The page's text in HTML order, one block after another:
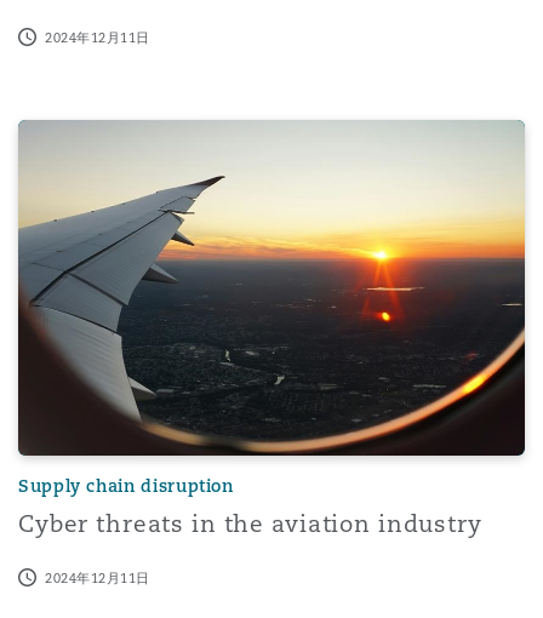
2024年12月11日
Cyber threats in the aviation industry
Supply chain disruption
Cyber threats in the aviation industry
2024年12月11日